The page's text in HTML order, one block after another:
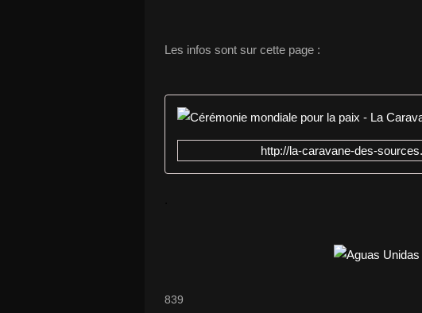
Les infos sont sur cette page :
http://la-caravane-des-
839